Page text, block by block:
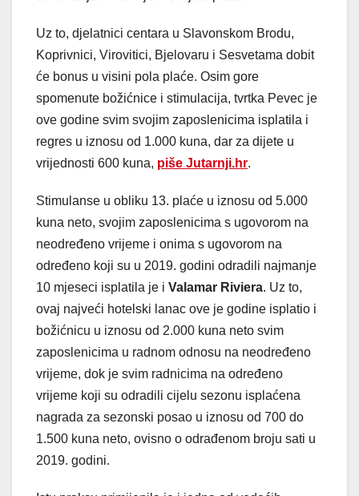
Uz to, djelatnici centara u Slavonskom Brodu,
Koprivnici, Virovitici, Bjelovaru i Sesvetama dobit
će bonus u visini pola plaće. Osim gore
spomenute božićnice i stimulacija, tvrtka Pevec je
ove godine svim svojim zaposlenicima isplatila i
regres u iznosu od 1.000 kuna, dar za dijete u
vrijednosti 600 kuna, piše Jutarnji.hr.
Stimulanse u obliku 13. plaće u iznosu od 5.000
kuna neto, svojim zaposlenicima s ugovorom na
neodređeno vrijeme i onima s ugovorom na
određeno koji su u 2019. godini odradili najmanje
10 mjeseci isplatila je i Valamar Riviera. Uz to,
ovaj najveći hotelski lanac ove je godine isplatio i
božićnicu u iznosu od 2.000 kuna neto svim
zaposlenicima u radnom odnosu na neodređeno
vrijeme, dok je svim radnicima na određeno
vrijeme koji su odradili cijelu sezonu isplaćena
nagrada za sezonski posao u iznosu od 700 do
1.500 kuna neto, ovisno o odrađenom broju sati u
2019. godini.